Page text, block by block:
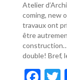
Atelier
coming, new
travaux ont
être
construction…
double! Bref,